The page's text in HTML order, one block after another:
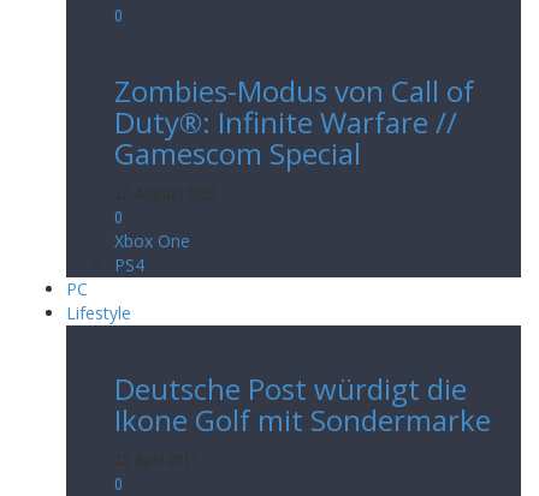
0
Zombies-Modus von Call of
Duty®: Infinite Warfare //
Gamescom Special
0
Xbox One
PS4
PC
Lifestyle
Deutsche Post würdigt die
Ikone Golf mit Sondermarke
0